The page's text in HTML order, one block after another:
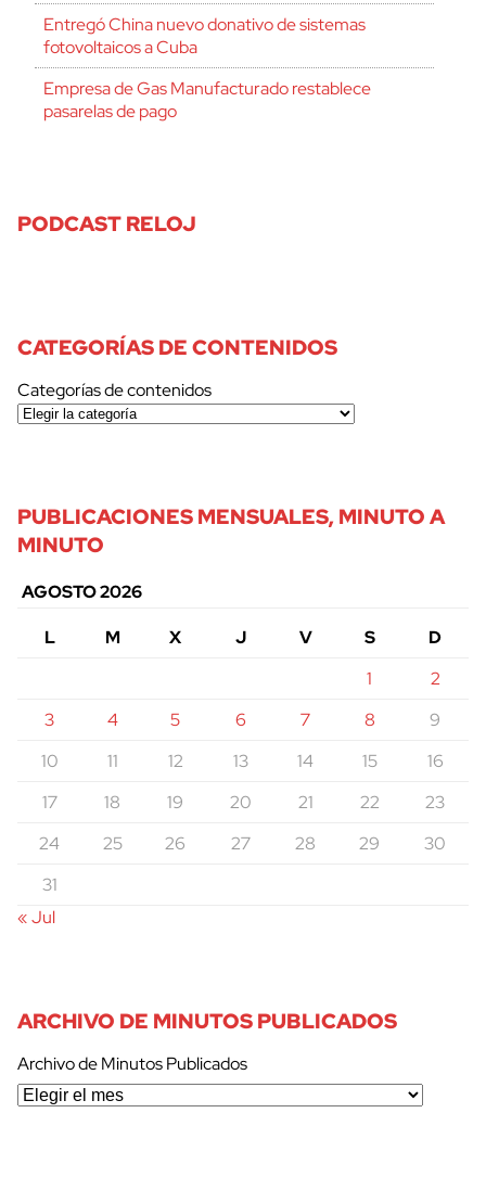
Entregó China nuevo donativo de sistemas
fotovoltaicos a Cuba
Empresa de Gas Manufacturado restablece
pasarelas de pago
PODCAST RELOJ
CATEGORÍAS DE CONTENIDOS
Categorías de contenidos
PUBLICACIONES MENSUALES, MINUTO A
MINUTO
AGOSTO 2026
L
M X J V S
D
1
2
3
4 5 6 7 8
9
10
11 12 13 14 15
16
17
18 19 20 21 22
23
24
25 26 27 28 29
30
31
« Jul
ARCHIVO DE MINUTOS PUBLICADOS
Archivo de Minutos Publicados